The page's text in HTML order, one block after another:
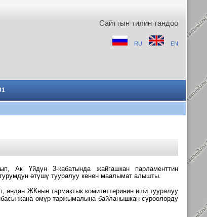
Сайттын тилин тандоо
RU EN
Ак Үйдүн 3-кабатында жайгашкан парламенттин
өтүшү тууралуу кенен маалымат алышты.
андан ЖКнын тармактык комитеттеринин иши тууралуу
жана өмүр таржымалына байланышкан суроолорду